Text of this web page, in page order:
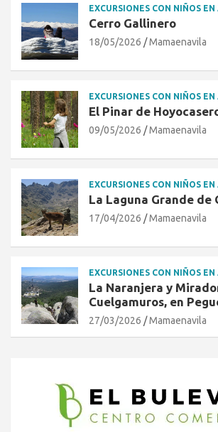
EXCURSIONES CON NIÑOS
Cerro Gallinero
18/05/2026 Mamaenavila
EXCURSIONES CON NIÑOS
El Pinar de
09/05/2026 Mamaenavila
EXCURSIONES CON NIÑOS
La Laguna Grande de
17/04/2026 Mamaenavila
EXCURSIONES CON NIÑOS
La Naranjera y
Cuelgamuros, en
27/03/2026 Mamaenavila